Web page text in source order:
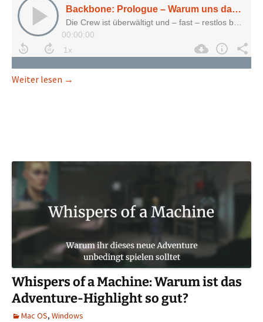
Weiter lesen Backbone: Prologue – Warum uns das Action-
→
Whispers of a Machine: Warum ist das
Adventure-Highlight so gut?
Mac OS, Windows